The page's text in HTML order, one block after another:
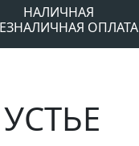
НАЛИЧНАЯ
ОПЛАТА